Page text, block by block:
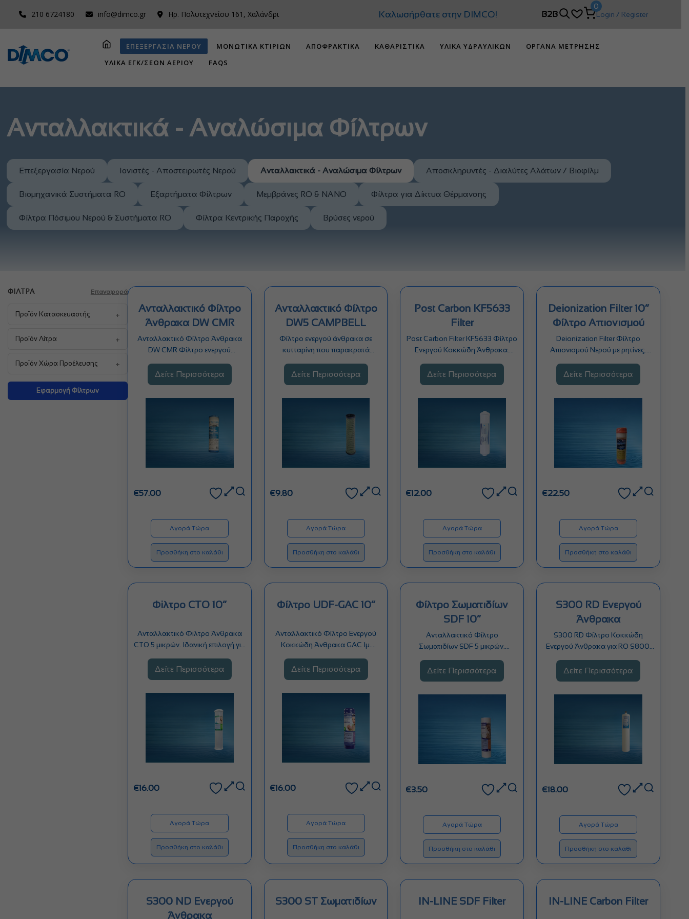
210 6724180 info@dimco.gr Ηρ. Πολυτεχνείου 161, Χαλάνδρι Καλωσήρθατε στην DIMCO! B2B
0
Login / Register
ΕΠΕΞΕΡΓΑΣΙΑ ΝΕΡΟΥ ΜΟΝΩΤΙΚΑ ΚΤΙΡΙΩΝ ΑΠΟΦΡΑΚΤΙΚΑ ΚΑΘΑΡΙΣΤΙΚΑ ΥΛΙΚΑ ΥΔΡΑΥΛΙΚΩΝ
ΟΡΓΑΝΑ ΜΕΤΡΗΣΗΣ
ΥΛΙΚΑ ΕΓΚ/ΣΕΩΝ ΑΕΡΙΟΥ
FAQS
Ανταλλακτικά - Αναλώσιμα Φίλτρων
Επεξεργασία Νερού Ιονιστές - Αποστειρωτές Νερού Ανταλλακτικά - Αναλώσιμα Φίλτρων Αποσκληρυντές - Διαλύτες Αλάτων / Βιοφίλμ
Βιομηχανικά Συστήματα RO Εξαρτήματα Φίλτρων Μεμβράνες RO & NANO Φίλτρα για Δίκτυα Θέρμανσης
Φίλτρα Πόσιμου Νερού & Συστήματα RO Φίλτρα Κεντρικής Παροχής Βρύσες νερού
ΦΊΛΤΡΑ Επαναφορά
Προϊόν Κατασκευαστής +
Προϊόν Λίτρα +
Προϊόν Χώρα Προέλευσης +
Εφαρμογή Φίλτρων
Ανταλλακτικό Φίλτρο
Άνθρακα DW CMR
Ανταλλακτικό Φίλτρο Άνθρακα
DW CMR Φίλτρο ενεργού
σωματίδια έως…
Δείτε Περισσότερα
€57.00
Αγορά Τώρα
Προσθήκη στο καλάθι
Ανταλλακτικό Φίλτρο
DW5 CAMPBELL
Φίλτρο ενεργού άνθρακα σε
κυτταρίνη που παρακρατά
Δείτε Περισσότερα
€9.80
Αγορά Τώρα
Προσθήκη στο καλάθι
Post Carbon KF5633
Filter
Post Carbon Filter KF5633 Φίλτρο
Ενεργού Κοκκώδη Άνθρακα.
Δείτε Περισσότερα
€12.00
Αγορά Τώρα
Προσθήκη στο καλάθι
Deionization Filter 10”
Φίλτρο Απιονισμού
Deionization Filter Φίλτρο
Απιονισμού Νερού με ρητίνες.
που…
Δείτε Περισσότερα
€22.50
Αγορά Τώρα
Προσθήκη στο καλάθι
Φiλτρο CTO 10”
Ανταλλακτικό Φiλτρο Άνθρακα
CTO 5 μικρών. Ιδανική επιλογή για
Δείτε Περισσότερα
€16.00
Αγορά Τώρα
Προσθήκη στο καλάθι
Φίλτρο UDF-GAC 10”
Ανταλλακτικό Φίλτρο Ενεργού
Κοκκώδη Άνθρακα GAC 1μ.
αρσενικό, σίδηρο,…
Δείτε Περισσότερα
€16.00
Αγορά Τώρα
Προσθήκη στο καλάθι
Φίλτρο Σωματιδίων
SDF 10”
Ανταλλακτικό Φίλτρο
Σωματιδίων SDF 5 μικρών.
σκουριά και άλλα…
Δείτε Περισσότερα
€3.50
Αγορά Τώρα
Προσθήκη στο καλάθι
S300 RD Ενεργού
Άνθρακα
S300 RD Φίλτρο Κοκκώδη
Ενεργού Άνθρακα για RO S800.
Δείτε Περισσότερα
€18.00
Αγορά Τώρα
Προσθήκη στο καλάθι
S300 ND Ενεργού
Άνθρακα
S300 ST Σωματιδίων IN-LINE SDF Filter IN-LINE Carbon Filter